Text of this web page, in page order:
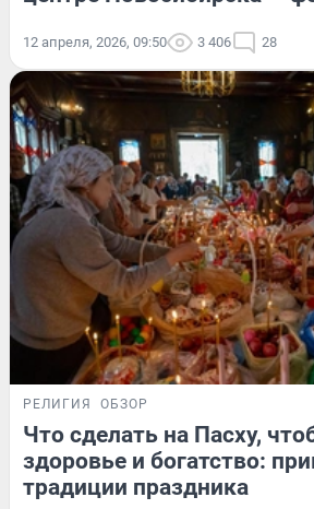
12 апреля, 2026, 09:50 3 406 28
РЕЛИГИЯ ОБЗОР
Что сделать на Пасху,
здоровье и богатство:
традиции праздника